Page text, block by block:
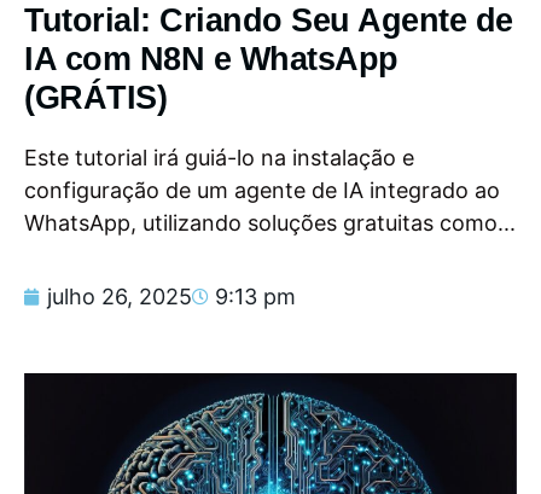
Tutorial: Criando Seu Agente de
IA com N8N e WhatsApp
(GRÁTIS)
Este tutorial irá guiá-lo na instalação e
configuração de um agente de IA integrado ao
WhatsApp, utilizando soluções gratuitas como...
julho 26, 2025 9:13 pm